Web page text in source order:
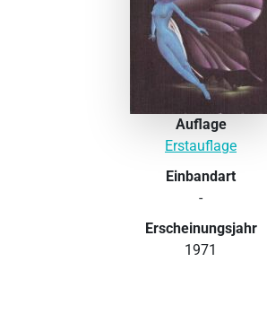
Auflage
Erstauflage
Einbandart
-
Erscheinungsjahr
1971